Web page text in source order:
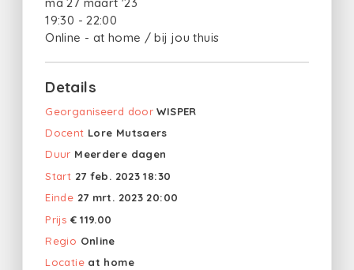
19:30 - 22:00
Online - at home / bij jou thuis
Details
Georganiseerd door WISPER
Docent Lore Mutsaers
Duur Meerdere dagen
Start 27 feb. 2023 18:30
Einde 27 mrt. 2023 20:00
Prijs € 119.00
Regio Online
Locatie at home